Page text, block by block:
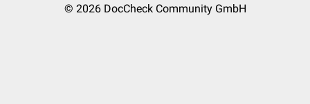
© 2026 DocCheck Community GmbH